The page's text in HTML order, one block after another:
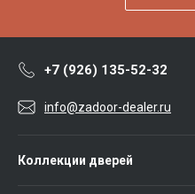
+7 (926) 135-52-32
info@zadoor-dealer.ru
Коллекции дверей